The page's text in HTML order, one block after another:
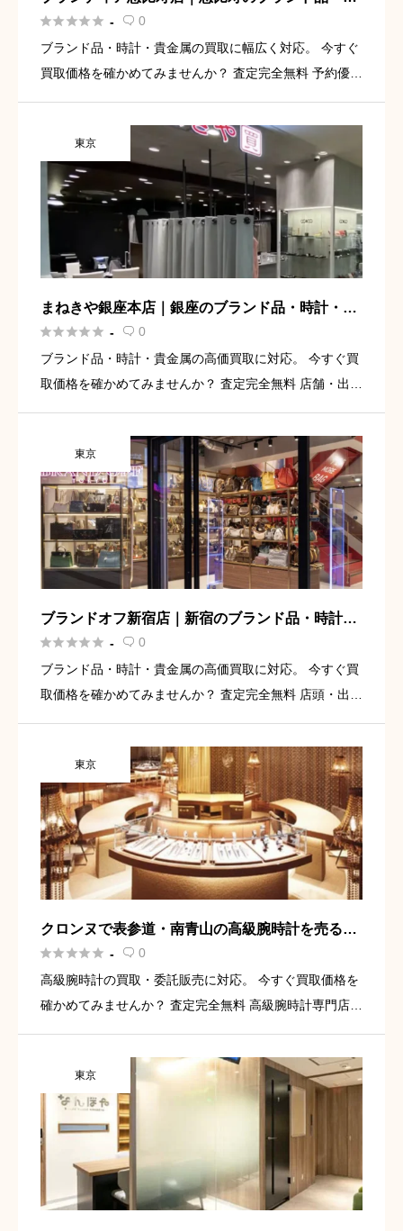
計買取専門店
 -  0
ブランド品・時計・貴金属の買取に幅広く対応。 今すぐ
買取価格を確かめてみませんか？ 査定完全無料 予約優先
を依頼してみる 恵比寿でブランド品や時計を売るなら、
ブラン […]
東京
まねきや銀座本店｜銀座のブランド品・時計・貴
金属買取専門店
 -  0
ブランド品・時計・貴金属の高価買取に対応。 今すぐ買
取価格を確かめてみませんか？ 査定完全無料 店舗・出
を依頼してみる 銀座で時計を高く売るなら、まねきや銀
座本店の […]
東京
ブランドオフ新宿店｜新宿のブランド品・時計・
貴金属買取専門店
 -  0
ブランド品・時計・貴金属の高価買取に対応。 今すぐ買
取価格を確かめてみませんか？ 査定完全無料 店頭・出
すい 無料査定を依頼してみる 新宿で時計を高く売るな
ら、ブラ […]
東京
クロンヌで表参道・南青山の高級腕時計を売るな
ら無料査定
 -  0
高級腕時計の買取・委託販売に対応。 今すぐ買取価格を
確かめてみませんか？ 査定完全無料 高級腕時計専門店な
みる 表参道で時計を高く売るなら、クロンヌの無料査定
表参道 […]
東京